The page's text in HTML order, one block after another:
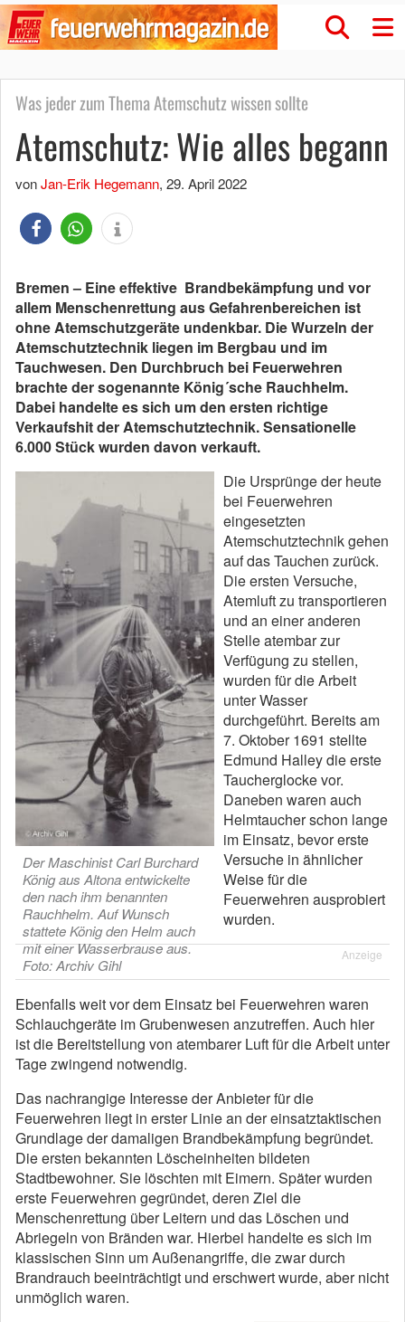
Was jeder zum Thema Atemschutz wissen sollte
Atemschutz: Wie alles begann
vonJan-Erik Hegemann, 29. April 2022
Bremen – Eine effektive Brandbekämpfung und vor
allem Menschenrettung aus Gefahrenbereichen ist
ohne Atemschutzgeräte undenkbar. Die Wurzeln der
Atemschutztechnik liegen im Bergbau und im
Tauchwesen. Den Durchbruch bei Feuerwehren
brachte der sogenannte König´sche Rauchhelm.
Dabei handelte es sich um den ersten richtige
Verkaufshit der Atemschutztechnik. Sensationelle
6.000 Stück wurden davon verkauft.
Der Maschinist Carl Burchard
König aus Altona entwickelte
den nach ihm benannten
Rauchhelm. Auf Wunsch
stattete König den Helm auch
mit einer Wasserbrause aus.
Foto: Archiv Gihl
Die Ursprünge der heute
bei Feuerwehren
eingesetzten
Atemschutztechnik gehen
auf das Tauchen zurück.
Die ersten Versuche,
Atemluft zu transportieren
und an einer anderen
Stelle atembar zur
Verfügung zu stellen,
wurden für die Arbeit
unter Wasser
durchgeführt. Bereits am
7. Oktober 1691 stellte
Edmund Halley die erste
Taucherglocke vor.
Daneben waren auch
Helmtaucher schon lange
im Einsatz, bevor erste
Versuche in ähnlicher
Weise für die
Feuerwehren ausprobiert
wurden.
Anzeige
Ebenfalls weit vor dem Einsatz bei Feuerwehren waren
Schlauchgeräte im Grubenwesen anzutreffen. Auch hier
ist die Bereitstellung von atembarer Luft für die Arbeit unter
Tage zwingend notwendig.
Das nachrangige Interesse der Anbieter für die
Feuerwehren liegt in erster Linie an der einsatztaktischen
Grundlage der damaligen Brandbekämpfung begründet.
Die ersten bekannten Löscheinheiten bildeten
Stadtbewohner. Sie löschten mit Eimern. Später wurden
erste Feuerwehren gegründet, deren Ziel die
Menschenrettung über Leitern und das Löschen und
Abriegeln von Bränden war. Hierbei handelte es sich im
klassischen Sinn um Außenangriffe, die zwar durch
Brandrauch beeinträchtigt und erschwert wurde, aber nicht
unmöglich waren.